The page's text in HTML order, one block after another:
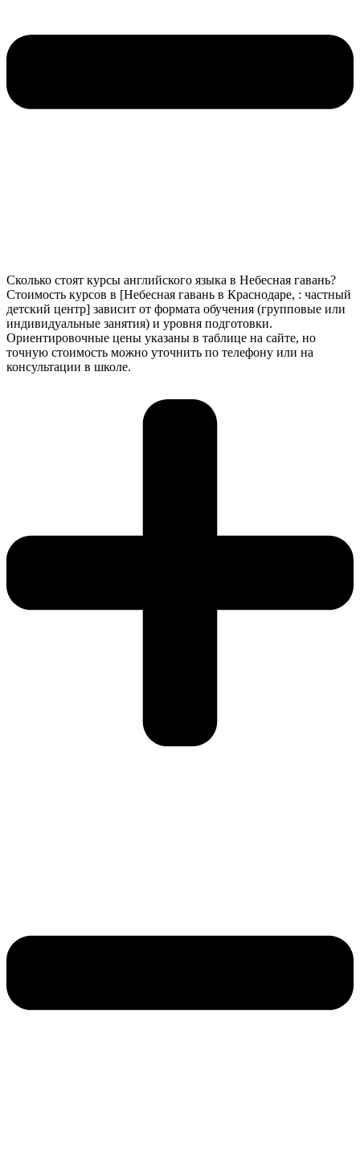
Сколько стоят курсы английского языка в Небесная гавань?
Стоимость курсов в [Небесная гавань в Краснодаре, : частный
детский центр] зависит от формата обучения (групповые или
индивидуальные занятия) и уровня подготовки.
Ориентировочные цены указаны в таблице на сайте, но
точную стоимость можно уточнить по телефону или на
консультации в школе.